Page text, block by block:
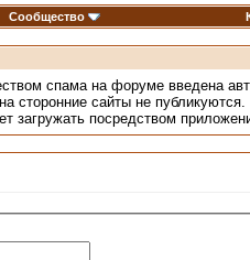
Сообщество
спама на форуме введена
сторонние сайты не публикуются.
загружать посредством